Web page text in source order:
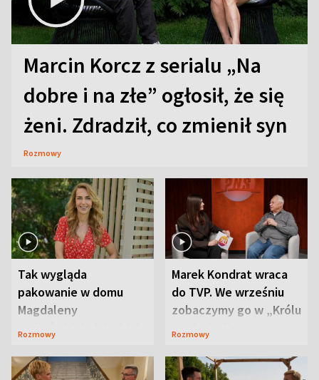
Marcin Korcz z serialu „Na
dobre i na złe” ogłosił, że się
żeni. Zdradził, co zmienił syn
Rozmowy
Tak wygląda
pakowanie w domu
Magdaleny
Waligórskiej-Lisieckiej.
Rozmowy
Marek Kondrat wraca
do TVP. We wrześniu
zobaczymy go w „Królu
Maciusiu I”
Rozmowy